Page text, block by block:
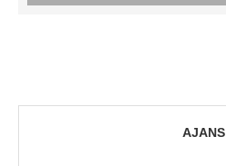
AJANS